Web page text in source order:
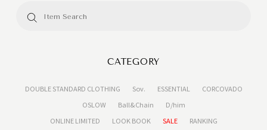
CATEGORY
DOUBLE STANDARD CLOTHING Sov. ESSENTIAL
CORCOVADO
OSLOW
Ball&Chain
D/him
ONLINE LIMITED
LOOK BOOK SALE
RANKING